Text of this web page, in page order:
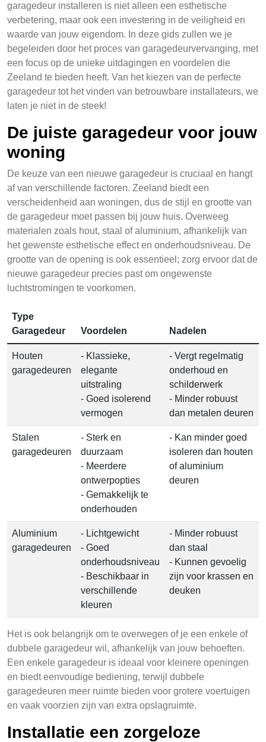
garagedeur installeren is niet alleen een esthetische
verbetering, maar ook een investering in de veiligheid en
waarde van jouw eigendom. In deze gids zullen we je
begeleiden door het proces van garagedeurvervanging, met
een focus op de unieke uitdagingen en voordelen die
Zeeland te bieden heeft. Van het kiezen van de perfecte
garagedeur tot het vinden van betrouwbare installateurs, we
laten je niet in de steek!
De juiste garagedeur voor jouw
woning
De keuze van een nieuwe garagedeur is cruciaal en hangt
af van verschillende factoren. Zeeland biedt een
verscheidenheid aan woningen, dus de stijl en grootte van
de garagedeur moet passen bij jouw huis. Overweeg
materialen zoals hout, staal of aluminium, afhankelijk van
het gewenste esthetische effect en onderhoudsniveau. De
grootte van de opening is ook essentieel; zorg ervoor dat de
nieuwe garagedeur precies past om ongewenste
luchtstromingen te voorkomen.
Type
Garagedeur
Voordelen Nadelen
Houten
garagedeuren
- Klassieke,
elegante
uitstraling
- Goed isolerend
vermogen
- Vergt regelmatig
onderhoud en
schilderwerk
- Minder robuust
dan metalen deuren
Stalen
garagedeuren
- Sterk en
duurzaam
- Meerdere
ontwerpopties
- Gemakkelijk te
onderhouden
- Kan minder goed
isoleren dan houten
of aluminium
deuren
Aluminium
garagedeuren
- Lichtgewicht
- Goed
onderhoudsniveau
- Beschikbaar in
verschillende
kleuren
- Minder robuust
dan staal
- Kunnen gevoelig
zijn voor krassen en
deuken
Het is ook belangrijk om te overwegen of je een enkele of
dubbele garagedeur wil, afhankelijk van jouw behoeften.
Een enkele garagedeur is ideaal voor kleinere openingen
en biedt eenvoudige bediening, terwijl dubbele
garagedeuren meer ruimte bieden voor grotere voertuigen
en vaak voorzien zijn van extra opslagruimte.
Installatie een zorgeloze